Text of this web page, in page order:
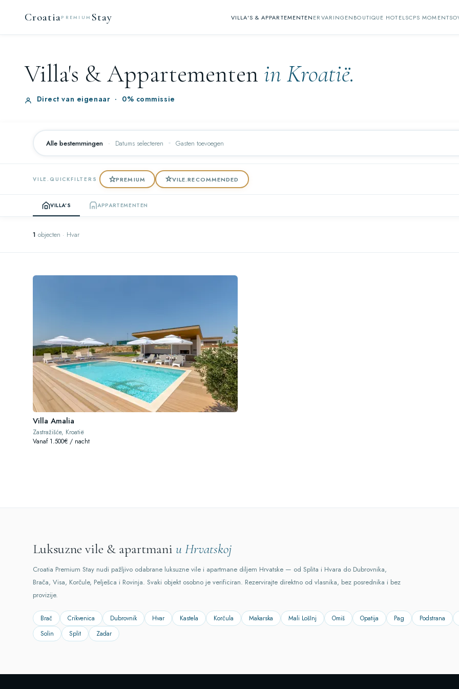
CroatiaPREMIUM Stay VILLA'S & APPARTEMENTENERVARINGENBOUTIQUE HOTELSCPS MOMENTS
Villa's & Appartementen in Kroatië.
Direct van eigenaar · 0% commissie
Alle bestemmingen · Datums selecteren Gasten toevoegen
VILE.QUICKFILTERS PREMIUM VILE.RECOMMENDED
VILLA'S APPARTEMENTEN
1 objecten · Hvar
Villa Amalia
Zastražišće, Kroatië
Vanaf 1.500€ / nacht
Luksuzne vile & apartmani u Hrvatskoj
Croatia Premium Stay nudi pažljivo odabrane luksuzne vile i apartmane diljem Hrvatske — od Splita i Hvara do Dubrovnika,
Brača, Visa, Korčule, Pelješca i Rovinja. Svaki objekt osobno je verificiran. Rezervirajte direktno od vlasnika, bez posrednika i bez
provizije.
Brač Crikvenica Dubrovnik Hvar Kastela Korčula Makarska Mali LošInj Omiš Opatija Pag Podstrana
Solin
Split Zadar